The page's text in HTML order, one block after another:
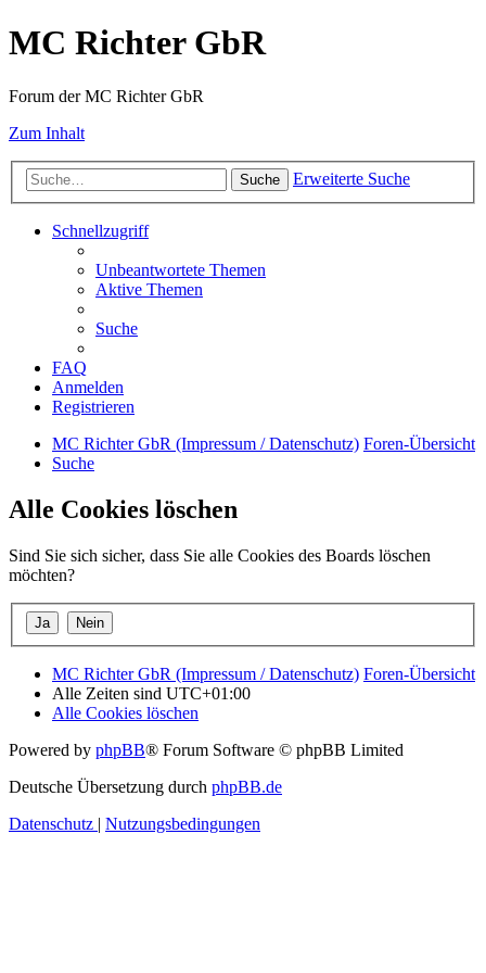
MC Richter GbR
Forum der MC Richter GbR
Zum Inhalt
Suche Erweiterte Suche
Schnellzugriff
Unbeantwortete Themen
Aktive Themen
Suche
FAQ
Anmelden
Registrieren
MC Richter GbR (Impressum / Datenschutz) Foren-Übersicht
Suche
Alle Cookies löschen
Sind Sie sich sicher, dass Sie alle Cookies des Boards löschen
möchten?
MC Richter GbR (Impressum / Datenschutz) Foren-Übersicht
Alle Zeiten sind UTC+01:00
Alle Cookies löschen
Powered by phpBB® Forum Software © phpBB Limited
Deutsche Übersetzung durch phpBB.de
Datenschutz | Nutzungsbedingungen